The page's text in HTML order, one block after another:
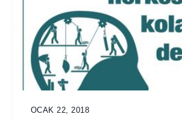
OCAK 22, 2018